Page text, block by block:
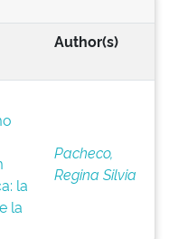
Author(s)
la
la
Pacheco,
Regina Silvia